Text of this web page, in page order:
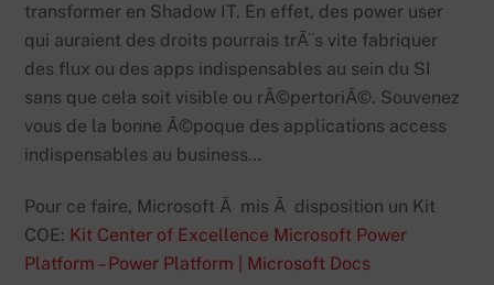
transformer en Shadow IT. En effet, des power user
qui auraient des droits pourrais trÃ¨s vite fabriquer
des flux ou des apps indispensables au sein du SI
sans que cela soit visible ou rÃ©pertoriÃ©. Souvenez
vous de la bonne Ã©poque des applications access
indispensables au business…
Pour ce faire, Microsoft Ã mis Ã disposition un Kit
COE: Kit Center of Excellence Microsoft Power
Platform – Power Platform | Microsoft Docs